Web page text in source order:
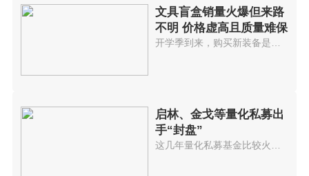
文具盲盒销量火爆但来路
不明 价格虚高且质量难保
开学季到来，购买新装备是学生必...
启林、金戈等量化私募出
手“封盘”